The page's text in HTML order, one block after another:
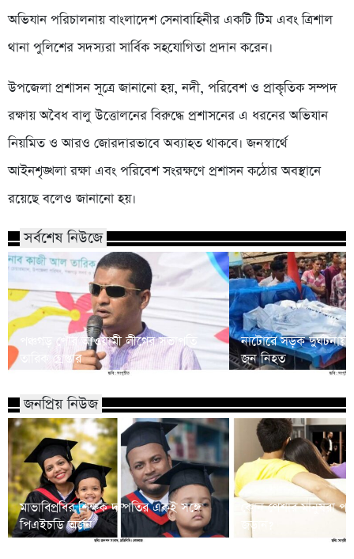
অভিযান পরিচালনায় বাংলাদেশ সেনাবাহিনীর একটি টিম এবং ত্রিশাল
থানা পুলিশের সদস্যরা সার্বিক সহযোগিতা প্রদান করেন।
উপজেলা প্রশাসন সূত্রে জানানো হয়, নদী, পরিবেশ ও প্রাকৃতিক সম্পদ
রক্ষায় অবৈধ বালু উত্তোলনের বিরুদ্ধে প্রশাসনের এ ধরনের অভিযান
নিয়মিত ও আরও জোরদারভাবে অব্যাহত থাকবে। জনস্বার্থে
আইনশৃঙ্খলা রক্ষা এবং পরিবেশ সংরক্ষণে প্রশাসন কঠোর অবস্থানে
রয়েছে বলেও জানানো হয়।
সর্বশেষ নিউজে
পঞ্চগড় পৌর আওয়ামী লীগের সভাপতি
তারিক গ্রেপ্তার
নাটোরে সড়ক
জন নিহত
জনপ্রিয় নিউজ
মাভাবিপ্রবির শিক্ষক দম্পতির একই সঙ্গে
পিএইচডি অর্জন
কোন পেশার মানুষরা
জড়ান?